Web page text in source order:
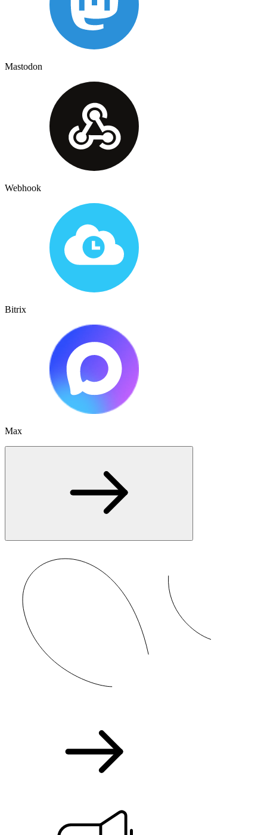
Mastodon
Webhook
Bitrix
Max